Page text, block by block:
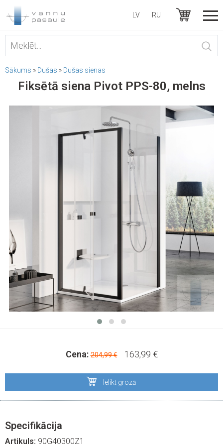
LV RU
Sākums » Dušas » Dušas sienas
Fiksētā siena Pivot PPS-80, melns
Cena:204,99 € 163,99 €
Ielikt grozā
Specifikācija
Artikuls: 90G40300Z1